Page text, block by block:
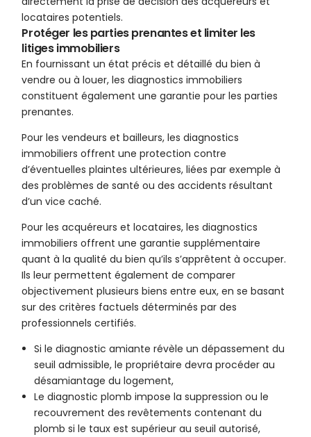
locataires potentiels.
Protéger les parties prenantes et limiter les
litiges immobiliers
En fournissant un état précis et détaillé du bien à
vendre ou à louer, les diagnostics immobiliers
constituent également une garantie pour les parties
prenantes.
Pour les vendeurs et bailleurs, les diagnostics
immobiliers offrent une protection contre
d’éventuelles plaintes ultérieures, liées par exemple à
des problèmes de santé ou des accidents résultant
d’un vice caché.
Pour les acquéreurs et locataires, les diagnostics
immobiliers offrent une garantie supplémentaire
quant à la qualité du bien qu’ils s’apprêtent à occuper.
Ils leur permettent également de comparer
objectivement plusieurs biens entre eux, en se basant
sur des critères factuels déterminés par des
professionnels certifiés.
Si le diagnostic amiante révèle un dépassement du
seuil admissible, le propriétaire devra procéder au
désamiantage du logement,
Le diagnostic plomb impose la suppression ou le
recouvrement des revêtements contenant du
plomb si le taux est supérieur au seuil autorisé,